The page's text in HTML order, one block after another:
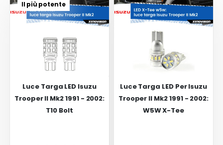
Il più potente
Luce Targa LED Isuzu
Trooper II Mk2 1991 - 2002:
T10 Bolt
Luce Targa LED Per Isuzu
Trooper II Mk2 1991 - 2002:
W5W X-Tee